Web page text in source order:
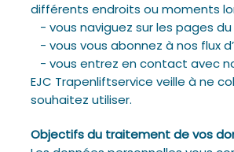
différents endroits ou moments
- vous naviguez sur les pages
- vous vous abonnez à nos flux
- vous entrez en contact avec
EJC Trapenliftservice veille à ne
souhaitez utiliser.
Objectifs du traitement de vos